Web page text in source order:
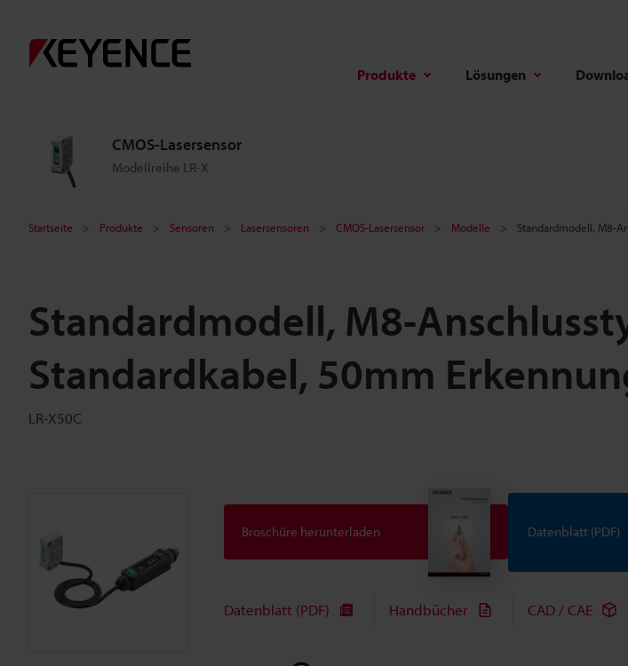
Produkte Lösungen
CMOS-Lasersensor
Modellreihe LR-X
Startseite Produkte Sensoren Lasersensoren CMOS-Lasersensor Modelle Standardmodell, M8-
Standardmodell, M8-
Standardkabel, 50mm
LR-X50C
Broschüre herunterladen Datenblatt (PDF)
Datenblatt (PDF) Handbücher CAD / CAE